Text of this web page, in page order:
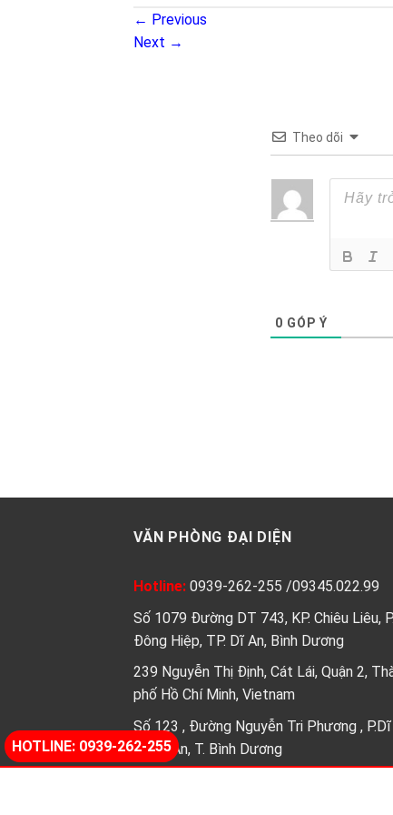
← Previous
Next →
Theo dõi
0 GÓP Ý
HOTLINE: 0939-262-255
VĂN PHÒNG ĐẠI DIỆN
Hotline: 0939-262-255 /09345.022.99
Số 1079 Đường DT 743, KP. Chiêu Liêu,
Đông Hiệp, TP. Dĩ An, Bình Dương
239 Nguyễn Thị Định, Cát Lái, Quận 2,
phố Hồ Chí Minh, Vietnam
Số 123 , Đường Nguyễn Tri Phương , P.Dĩ
Tp.Dĩ An, T. Bình Dương